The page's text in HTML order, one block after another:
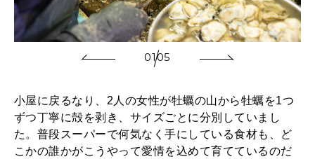
0105
小屋に戻るなり、2人の女性が牡蠣の山から牡蠣を1つ
ずつ丁寧に殻を剥き、サイズごとに分別していまし
た。普段スーパーで何気なく手にしている食材も、ど
こかの誰かがこうやって愛情を込めて育てているのだ